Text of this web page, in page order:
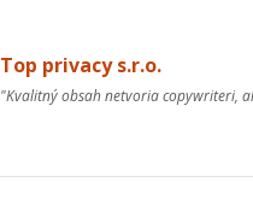
Top privacy s.r.o.
"Kvalitný obsah netvoria copywriteri,